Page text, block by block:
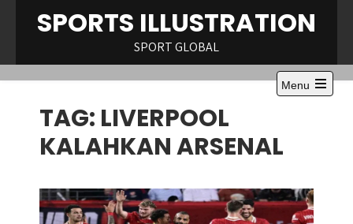
SPORTS ILLUSTRATION
SPORT GLOBAL
Menu
Open
TAG: LIVERPOOL
KALAHKAN ARSENAL